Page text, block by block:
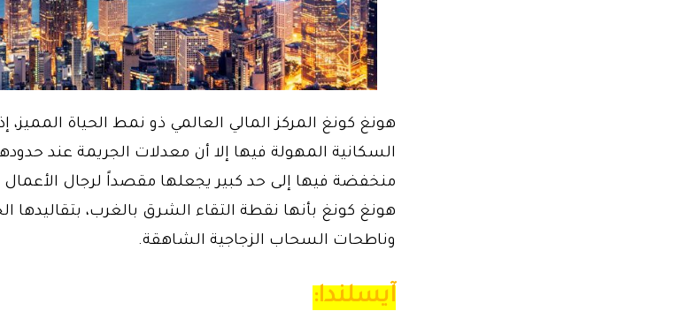
هونغ كونغ المركز المالي العالمي ذو نمط الحياة المميز،
السكانية المهولة فيها إلا أن معدلات الجريمة عند
منخفضة فيها إلى حد كبير يجعلها مقصداً لرجال
هونغ كونغ بأنها نقطة التقاء الشرق بالغرب، بتقاليدها
وناطحات السحاب الزجاجية الشاهقة.
آيسلندا: